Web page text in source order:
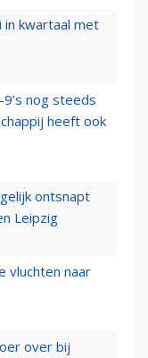
in kwartaal met
nog steeds
heeft ook
ontsnapt
Leipzig
vluchten naar
over bij